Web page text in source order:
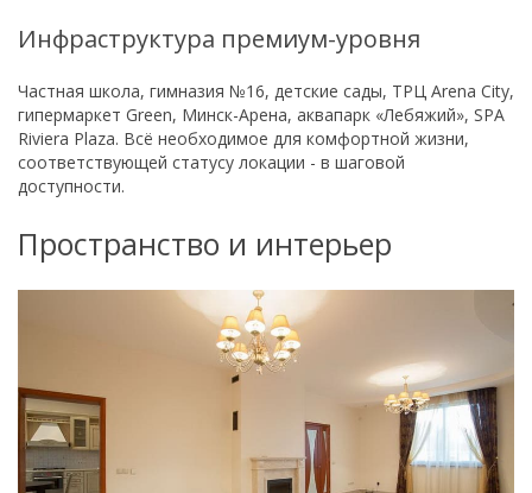
Инфраструктура премиум-уровня
Частная школа, гимназия №16, детские сады, ТРЦ Arena City,
гипермаркет Green, Минск-Арена, аквапарк «Лебяжий», SPA
Riviera Plaza. Всё необходимое для комфортной жизни,
соответствующей статусу локации - в шаговой
доступности.
Пространство и интерьер